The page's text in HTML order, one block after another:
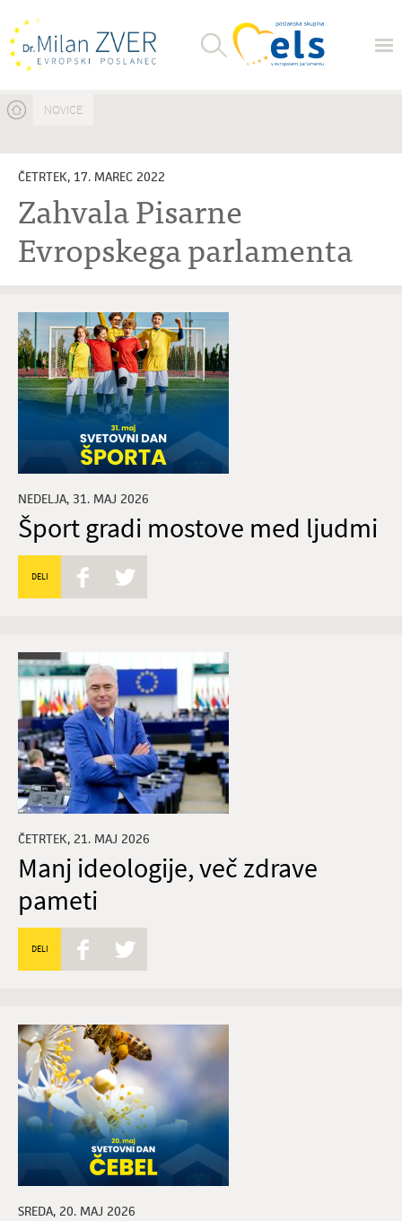
Nahajate se tukaj
NOVICE
ČETRTEK, 17. MAREC 2022
Zahvala Pisarne
Evropskega parlamenta
NEDELJA, 31. MAJ 2026
Šport gradi mostove med ljudmi
DELI
ČETRTEK, 21. MAJ 2026
Manj ideologije, več zdrave
pameti
DELI
SREDA, 20. MAJ 2026